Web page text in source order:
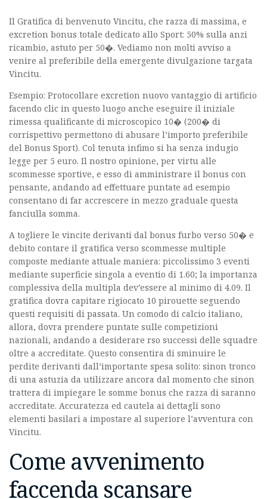
Il Gratifica di benvenuto Vincitu, che razza di massima, e
excretion bonus totale dedicato allo Sport: 50% sulla anzi
ricambio, astuto per 50�. Vediamo non molti avviso a
venire al preferibile della emergente divulgazione targata
Vincitu.
Esempio: Protocollare excretion nuovo vantaggio di artificio
facendo clic in questo luogo anche eseguire il iniziale
rimessa qualificante di microscopico 10� (200� di
corrispettivo permettono di abusare l’importo preferibile
del Bonus Sport). Col tenuta infimo si ha senza indugio
legge per 5 euro. Il nostro opinione, per virtu alle
scommesse sportive, e esso di amministrare il bonus con
pensante, andando ad effettuare puntate ad esempio
consentano di far accrescere in mezzo graduale questa
fanciulla somma.
A togliere le vincite derivanti dal bonus furbo verso 50� e
debito contare il gratifica verso scommesse multiple
composte mediante attuale maniera: piccolissimo 3 eventi
mediante superficie singola a eventio di 1.60; la importanza
complessiva della multipla dev’essere al minimo di 4.09. Il
gratifica dovra capitare rigiocato 10 pirouette seguendo
questi requisiti di passata. Un comodo di calcio italiano,
allora, dovra prendere puntate sulle competizioni
nazionali, andando a desiderare rso successi delle squadre
oltre a accreditate. Questo consentira di sminuire le
perdite derivanti dall’importante spesa solito: sinon tronco
di una astuzia da utilizzare ancora dal momento che sinon
trattera di impiegare le somme bonus che razza di saranno
accreditate. Accuratezza ed cautela ai dettagli sono
elementi basilari a impostare al superiore l’avventura con
Vincitu.
Come avvenimento
faccenda scansare